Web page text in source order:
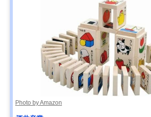
Photo by Amazon